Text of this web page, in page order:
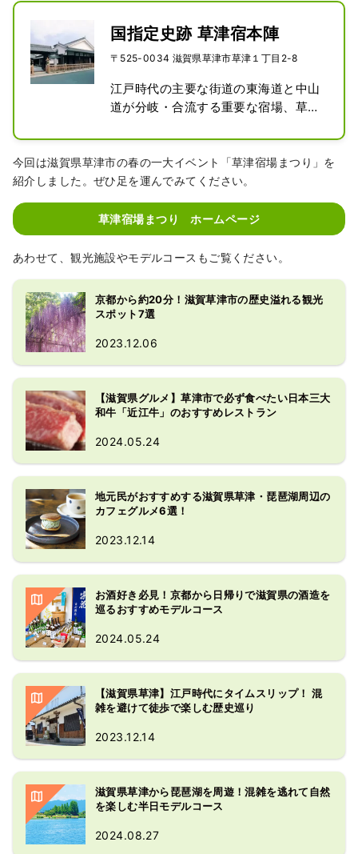
国指定史跡 草津宿本陣
〒525-0034 滋賀県草津市草津１丁目2-8
江戸時代の主要な街道の東海道と中山
道が分岐・合流する重要な宿場、草津
に利用されたのが「本陣」です。「草
津宿本陣」は、建物が現存するなかで
全国最大級の規模。宿帳である大福帳
には、新選組や皇女和宮の名前も記さ
れています。
今回は滋賀県草津市の春の一大イベント「草津宿場まつり」を
紹介しました。ぜひ足を運んでみてください。
草津宿場まつり ホームページ
あわせて、観光施設やモデルコースもご覧ください。
京都から約20分！滋賀草津市の歴史溢れる観光
スポット7選
2023.12.06
【滋賀県グルメ】草津市で必ず食べたい日本三大
和牛「近江牛」のおすすめレストラン
2024.05.24
地元民がおすすめする滋賀県草津・琵琶湖周辺の
カフェグルメ6選！
2023.12.14
お酒好き必見！京都から日帰りで滋賀県の酒造を
巡るおすすめモデルコース
2024.05.24
【滋賀県草津】江戸時代にタイムスリップ！ 混
雑を避けて徒歩で楽しむ歴史巡り
2023.12.14
滋賀県草津から琵琶湖を周遊！混雑を逃れて自然
を楽しむ半日モデルコース
2024.08.27